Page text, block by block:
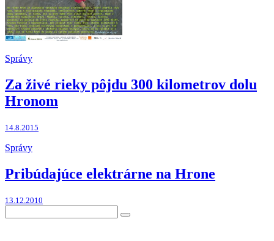
Správy
Za živé rieky pôjdu 300 kilometrov dolu
Hronom
14.8.2015
Správy
Pribúdajúce elektrárne na Hrone
13.12.2010